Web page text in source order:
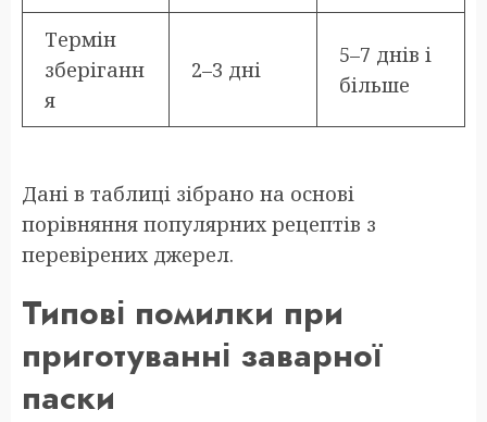
Термін
зберіганн
я
2–3 дні
5–7 днів і
більше
Дані в таблиці зібрано на основі
порівняння популярних рецептів з
перевірених джерел.
Типові помилки при
приготуванні заварної
паски